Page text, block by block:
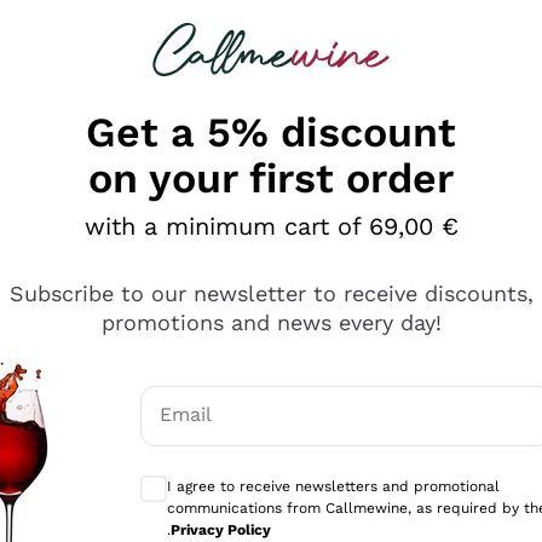
looking for
è male ma secondo me ci sono alternative che
Get a 5% discount
on your first order
with a minimum cart of 69,00 €
Subscribe to our newsletter to receive discounts,
promotions and news every day!
Email
I agree to receive newsletters and promotional
communications from Callmewine, as required by
.Privacy Policy